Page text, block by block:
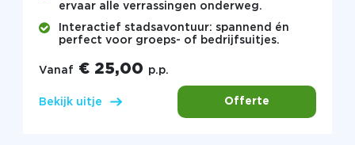
ervaar alle verrassingen onderweg.
Interactief stadsavontuur: spannend én
perfect voor groeps- of bedrijfsuitjes.
Vanaf € 25,00 p.p.
Bekijk uitje Offerte